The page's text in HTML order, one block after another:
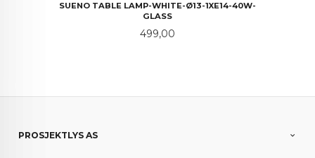
SUENO TABLE LAMP-WHITE-Ø13-1XE14-40W-
GLASS
Pris
499,00
PROSJEKTLYS AS